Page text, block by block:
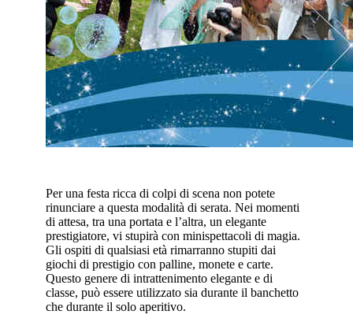
Per una festa ricca di colpi di scena non potete
rinunciare a questa modalità di serata. Nei momenti
di attesa, tra una portata e l’altra, un elegante
prestigiatore, vi stupirà con minispettacoli di magia.
Gli ospiti di qualsiasi età rimarranno stupiti dai
giochi di prestigio con palline, monete e carte.
Questo genere di intrattenimento elegante e di
classe, può essere utilizzato sia durante il banchetto
che durante il solo aperitivo.